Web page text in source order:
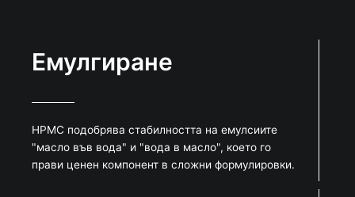
Емулгиране
HPMC подобрява стабилността на емулсиите
"масло във вода" и "вода в масло", което го
прави ценен компонент в сложни формулировки.